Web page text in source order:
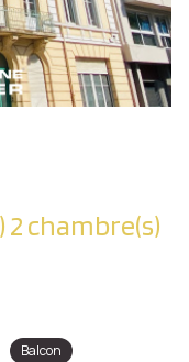
Balcon